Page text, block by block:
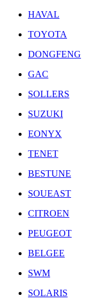
HAVAL
TOYOTA
DONGFENG
GAC
SOLLERS
SUZUKI
EONYX
TENET
BESTUNE
SOUEAST
CITROEN
PEUGEOT
BELGEE
SWM
SOLARIS